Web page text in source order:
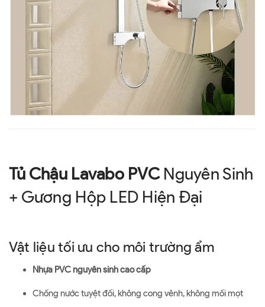
Tủ Chậu Lavabo PVCNguyên Sinh
+ Gương Hộp LED Hiện Đại
Vật liệu tối ưu cho môi trường ẩm
Nhựa PVC nguyên sinh cao cấp
Chống nước tuyệt đối, không cong vênh, không mối mọt